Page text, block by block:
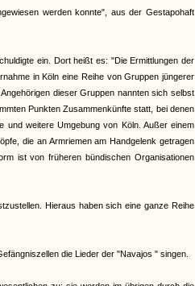
werden konnte", aus der Gestapohaft
ein. Dort heißt es: "Die Ermittlungen der
in Köln eine Reihe von Gruppen jüngerer
dieser Gruppen nannten sich selbst
Punkten Zusammenkünfte statt, bei denen
und weitere Umgebung von Köln. Außer einem
die an Armriemen am Handgelenk getragen
ist von früheren bündischen Organisationen
Hieraus haben sich eine ganze Reihe
die Lieder der "Navajos " singen.